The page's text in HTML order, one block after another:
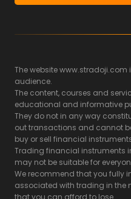
The website
audience.
The content, courses and
educational and informative
They do not in any way
out transactions and cannot
buy or sell financial
Trading financial instruments
may not be suitable for
We recommend that you fully
associated with trading in the
that you can afford to lose.